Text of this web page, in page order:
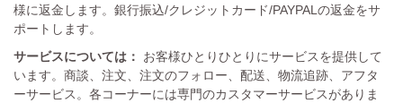
様に返金します。銀行振込/クレジットカード/PAYPALの返金をサ
ポートします。
サービスについては：
お客様ひとりひとりにサービスを提供して
います。商談、注文、注文のフォロー、配送、物流追跡、アフタ
ーサービス。各コーナーには専門のカスタマーサービスがありま